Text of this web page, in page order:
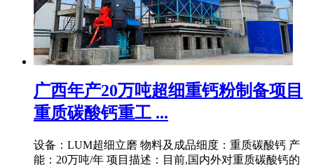
广西年产20万吨超细重钙粉制备项目
重质碳酸钙重工 ...
设备：LUM超细立磨 物料及成品细度：重质碳酸钙 产
能：20万吨/年 项目描述：目前,国内外对重质碳酸钙的